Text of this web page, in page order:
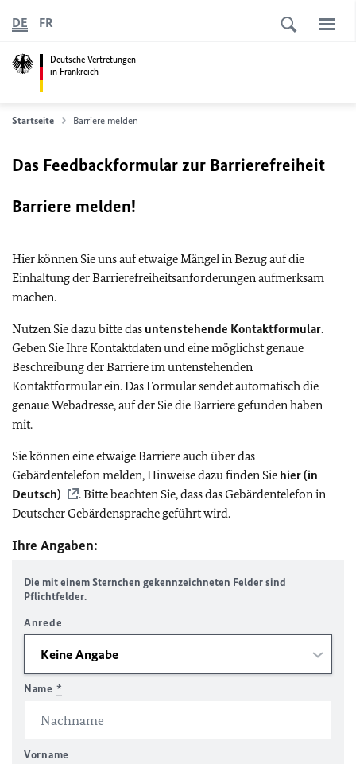
Deutsche Vertretungen
in Frankreich
DE FR
Startseite Barriere melden
Das Feedbackformular zur Barrierefreiheit
Barriere melden!
Hier können Sie uns auf etwaige Mängel in Bezug auf die
Einhaltung der Barrierefreiheitsanforderungen aufmerksam
machen.
Nutzen Sie dazu bitte das untenstehende Kontaktformular.
Geben Sie Ihre Kontaktdaten und eine möglichst genaue
Beschreibung der Barriere im untenstehenden
Kontaktformular ein. Das Formular sendet automatisch die
genaue Webadresse, auf der Sie die Barriere gefunden haben
mit.
Sie können eine etwaige Barriere auch über das
Gebärdentelefon melden, Hinweise dazu finden Sie hier (in
Deutsch)
. Bitte beachten Sie, dass das Gebärdentelefon in
Deutscher Gebärdensprache geführt wird.
Ihre Angaben:
Die mit einem Sternchen gekennzeichneten Felder sind
Pflichtfelder.
Anrede
Name *
Vorname